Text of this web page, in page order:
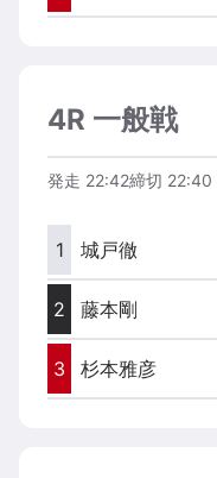
4R 一般戦
発走 22:42締切 22:40
1 城戸徹
2 藤本剛
3 杉本雅彦